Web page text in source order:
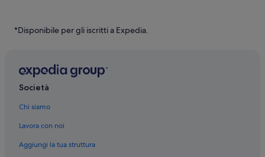
Voli per Australia
Voli per Canada
Voli per Cina
Voli per Francia
*Disponibile per gli iscritti a Expedia.
Società
Chi siamo
Lavora con noi
Aggiungi la tua struttura